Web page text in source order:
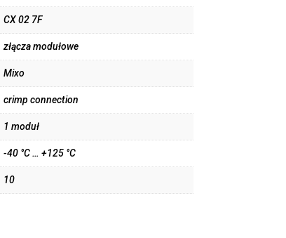
CX 02 7F
złącza modułowe
Mixo
crimp connection
1 moduł
-40 °C … +125 °C
10